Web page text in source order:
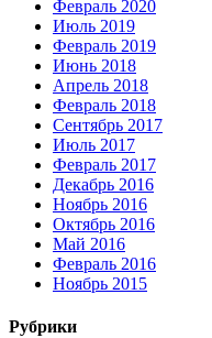
Февраль 2020
Июль 2019
Февраль 2019
Июнь 2018
Апрель 2018
Февраль 2018
Сентябрь 2017
Июль 2017
Февраль 2017
Декабрь 2016
Ноябрь 2016
Октябрь 2016
Май 2016
Февраль 2016
Ноябрь 2015
Рубрики